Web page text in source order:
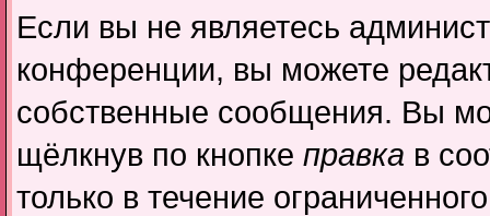
Если вы не являетесь
конференции, вы можете
собственные сообщения. Вы
щёлкнув по кнопке правка в
только в течение